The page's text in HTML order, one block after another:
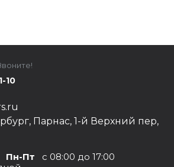
10
Парнас, 1-й Верхний пер,
Пн-Пт с 08:00 до 17:00